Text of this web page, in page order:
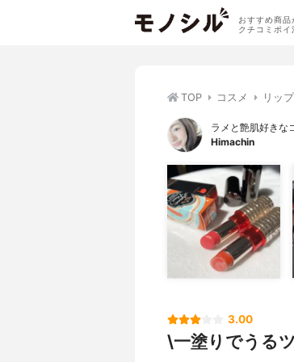
おすすめ商品
クチコミポイ
TOP コスメ リップ
ラメと艶肌好きな
Himachin
3.00
\一塗りでうる